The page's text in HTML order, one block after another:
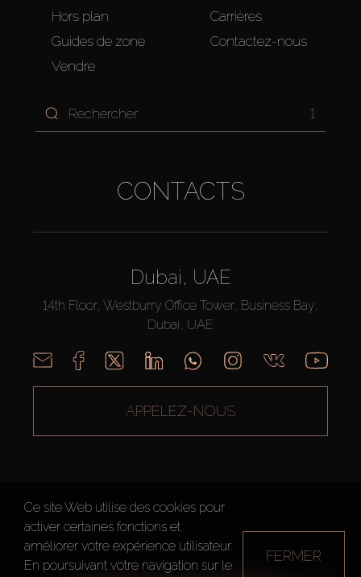
Hors plan
Guides de zone
Vendre
Carrières
Contactez-nous
1
CONTACTS
Dubai, UAE
14th Floor, Westburry Office Tower, Business Bay,
Dubai, UAE
APPELEZ-NOUS
AX CAPITAL ©2026 Tous droits réservés
Conditions d'utilisation
Politique de confidentialité Plan du site
Ce site Web utilise des cookies pour
activer certaines fonctions et
améliorer votre expérience utilisateur.
En poursuivant votre navigation sur le
FERMER